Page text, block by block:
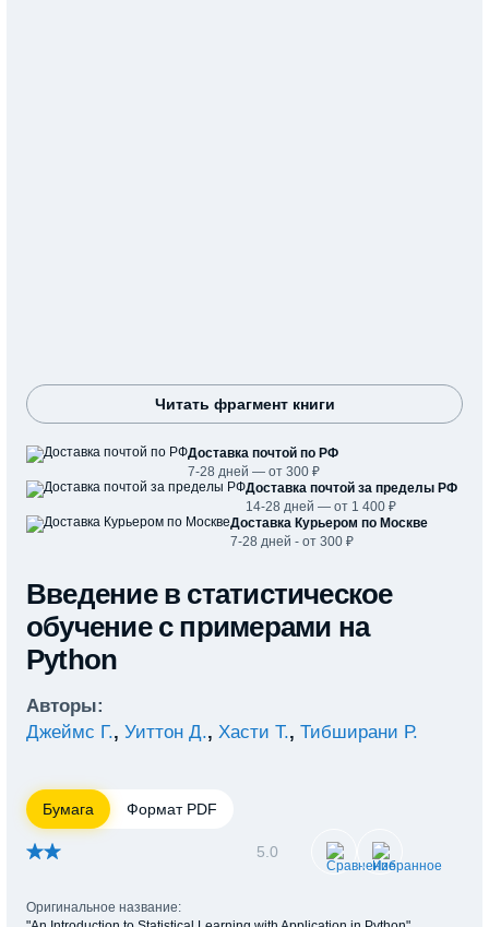
Читать фрагмент книги
Доставка почтой по РФ
7-28 дней — от 300 ₽
Доставка почтой за пределы РФ
14-28 дней — от 1 400 ₽
Доставка Курьером по Москве
7-28 дней - от 300 ₽
Введение в статистическое
обучение с примерами на
Python
Авторы:
Джеймс Г., Уиттон Д., Хасти Т., Тибширани Р.
Бумага Формат PDF
5.0
Оригинальное название: